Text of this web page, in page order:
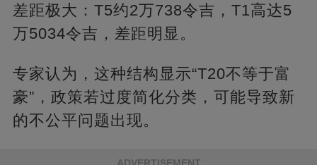
差距极大：T5约2万738令吉，T1高达5
万5034令吉，差距明显。
专家认为，这种结构显示“T20不等于富
豪”，政策若过度简化分类，可能导致新
的不公平问题出现。